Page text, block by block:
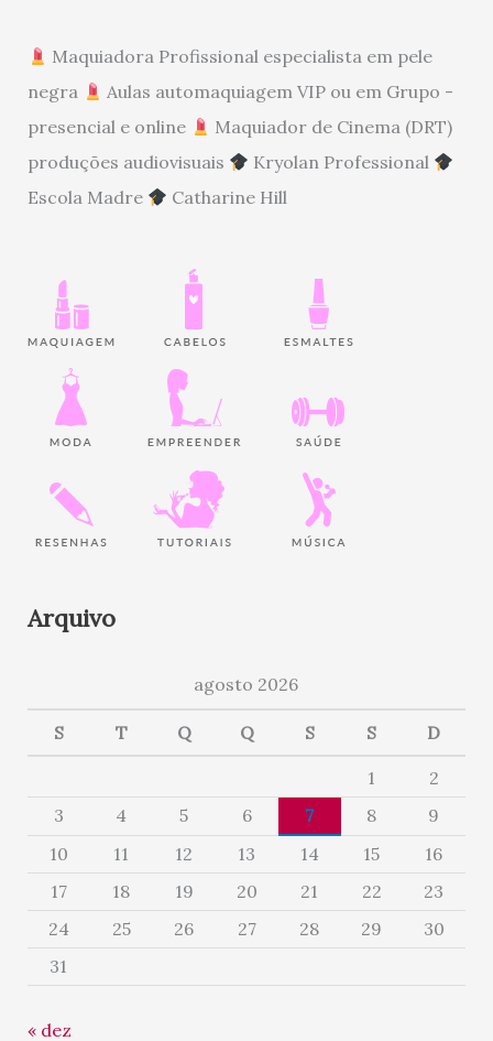
Maquiadora Profissional especialista em pele
negra
Aulas automaquiagem VIP ou em Grupo -
presencial e online
Maquiador de Cinema (DRT)
produções audiovisuais
Kryolan Professional
Escola Madre
Catharine Hill
Arquivo
agosto 2026
S T Q Q S S D
1
2
3
4 5 6 7 8
9
10
11 12 13 14 15
16
17
18 19 20 21 22
23
24
25 26 27 28 29
30
31
« dez